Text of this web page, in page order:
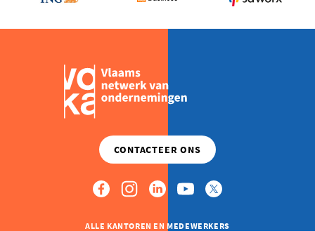
ALLE KANTOREN EN MEDEWERKERS